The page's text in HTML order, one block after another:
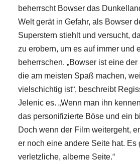
beherrscht Bowser das
Welt gerät in Gefahr, als Bowser
Superstern stiehlt und versucht,
zu erobern, um es auf immer und
beherrschen. „Bowser ist eine
die am meisten Spaß machen,
vielschichtig ist“, beschreibt
Jelenic es. „Wenn man ihn
das personifizierte Böse und ein
Doch wenn der Film weitergeht,
er noch eine andere Seite hat. Es
verletzliche, alberne Seite.“